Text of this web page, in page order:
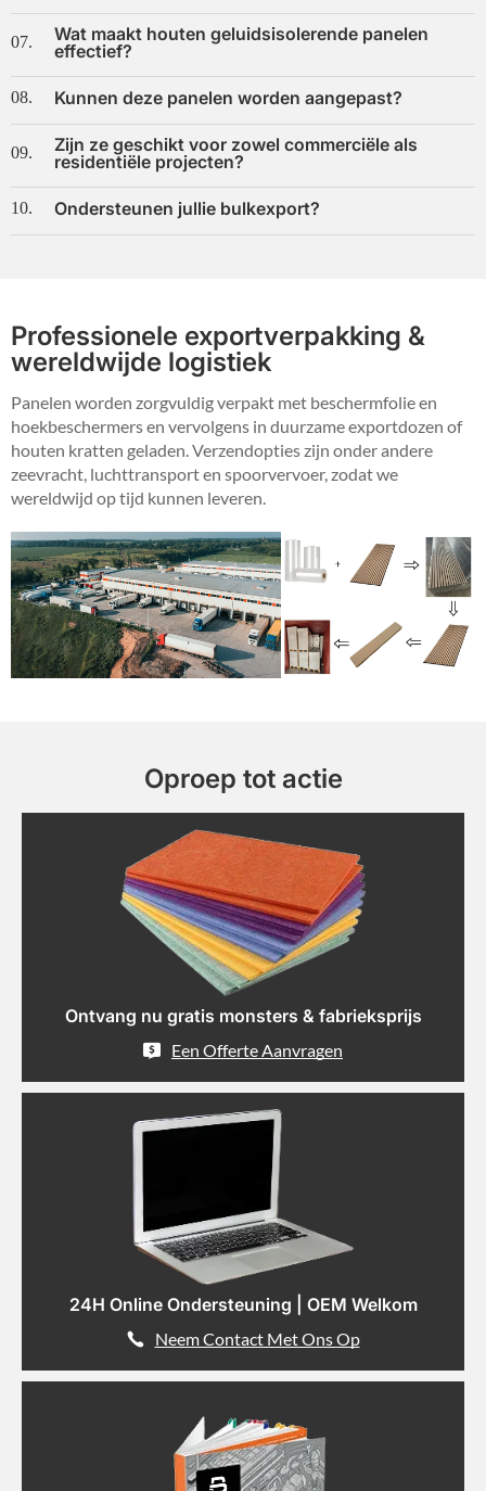
07. Wat maakt houten geluidsisolerende panelen
effectief?
08. Kunnen deze panelen worden aangepast?
09. Zijn ze geschikt voor zowel commerciële als
residentiële projecten?
10. Ondersteunen jullie bulkexport?
Professionele exportverpakking &
wereldwijde logistiek
Panelen worden zorgvuldig verpakt met beschermfolie en
hoekbeschermers en vervolgens in duurzame exportdozen of
houten kratten geladen. Verzendopties zijn onder andere
zeevracht, luchttransport en spoorvervoer, zodat we
wereldwijd op tijd kunnen leveren.
Oproep tot actie
Ontvang nu gratis monsters & fabrieksprijs
Een Offerte Aanvragen
24H Online Ondersteuning | OEM Welkom
Neem Contact Met Ons Op